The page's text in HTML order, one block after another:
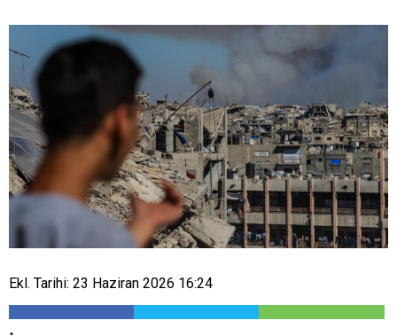
Ekl. Tarihi: 23 Haziran 2026 16:24